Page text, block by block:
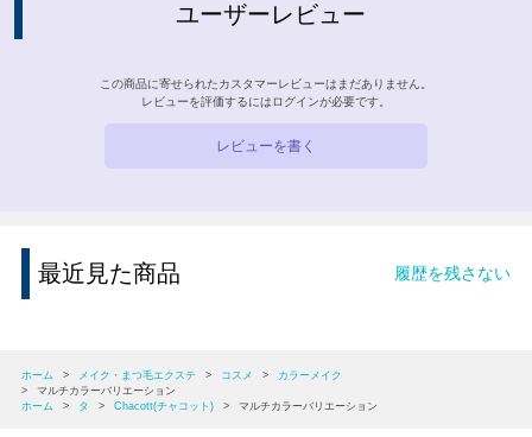
ユーザーレビュー
この商品に寄せられたカスタマーレビューはまだありません。
レビューを評価するには ログインが必要です。
レビューを書く
最近見た商品 履歴を残さない
ホーム > メイク・まつ毛エクステ > コスメ >
カラーメイク
>
マルチカラーバリエーション
ホーム
> タ > Chacott(チャコット) > マルチカラーバリエーション